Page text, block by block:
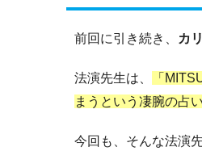
前回に引き続き、 カ
法演先生は、
「
まうという凄腕の占
今回も、そんな法演